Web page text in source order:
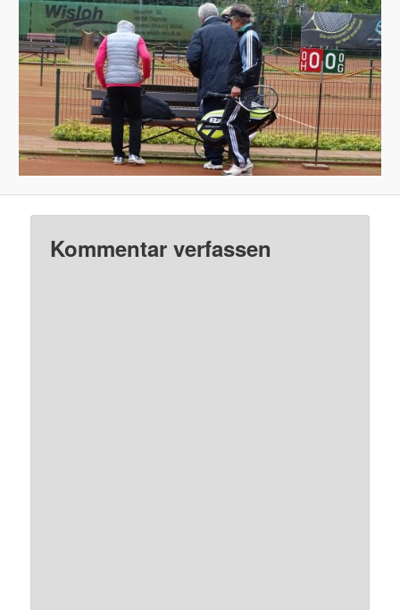
Kommentar verfassen